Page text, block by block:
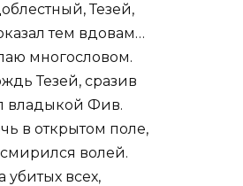
Тезей,
тем вдовам…
многословом.
Тезей, сразив
владыкой Фив.
в открытом поле,
волей.
убитых всех,